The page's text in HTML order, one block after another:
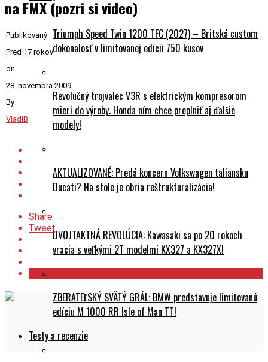
Triumph Speed Twin 1200 TFC (2027) – Britská custom
dokonalosť v limitovanej edícii 750 kusov
Revolučný trojvalec V3R s elektrickým kompresorom
mieri do výroby. Honda ním chce preplniť aj ďalšie
modely!
AKTUALIZOVANÉ: Predá koncern Volkswagen taliansku
Ducati? Na stole je obria reštrukturalizácia!
DVOJTAKTNÁ REVOLÚCIA: Kawasaki sa po 20 rokoch
vracia s veľkými 2T modelmi KX327 a KX327X!
ZBERATEĽSKÝ SVÄTÝ GRÁL: BMW predstavuje limitovanú
edíciu M 1000 RR Isle of Man TT!
Testy a recenzie
na FMX (pozri si video)
Publikovaný
Pred 17 rokov
on
28. novembra 2009
By
VladiB
Share
Tweet